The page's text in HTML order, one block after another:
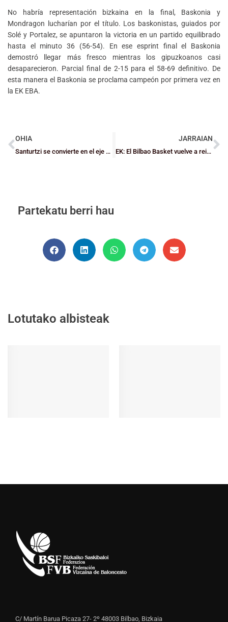
No habría representación bizkaina en la final, Baskonia y
Mondragon lucharían por el título. Los baskonistas, guiados por
Solé y Portalez, se apuntaron la victoria en un partido equilibrado
hasta el minuto 36 (56-54). En ese esprint final el Baskonia
demostró llegar más fresco mientras los gipuzkoanos casi
desaparecieron. Parcial final de 2-15 para el 58-69 definitivo. De
esta manera el Baskonia se proclama campeón por primera vez en
la EK EBA.
OHIA
Santurtzi se convierte en el eje del baloncesto este fin de semana
JARRAIAN
EK: El Bilbao Basket vuelve a reinar a costa del Baskonia (93-68)
Partekatu berri hau
Lotutako albisteak
C/ Martín Barua Picaza 27- 2º 48003 Bilbao, Bizkaia